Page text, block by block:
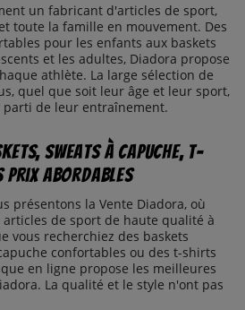
un fabricant d'articles de sport,
toute la famille en mouvement. Des
pour les enfants aux baskets
et les adultes, Diadora propose
athlète. La large sélection de
quel que soit leur âge et leur sport,
de leur entraînement.
sweats à capuche, t-
prix abordables
présentons la Vente Diadora, où
de sport de haute qualité à
vous recherchiez des baskets
confortables ou des t-shirts
en ligne propose les meilleures
La qualité et le style n'ont pas